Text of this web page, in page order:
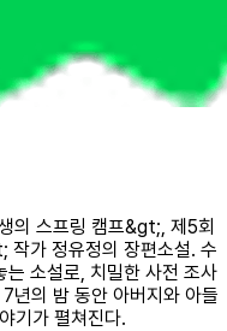
의 스프링 캠프&gt;, 제5회
작가 정유정의 장편소설. 수
소설로, 치밀한 사전 조사
년의 밤 동안 아버지와 아들
기가 펼쳐진다.